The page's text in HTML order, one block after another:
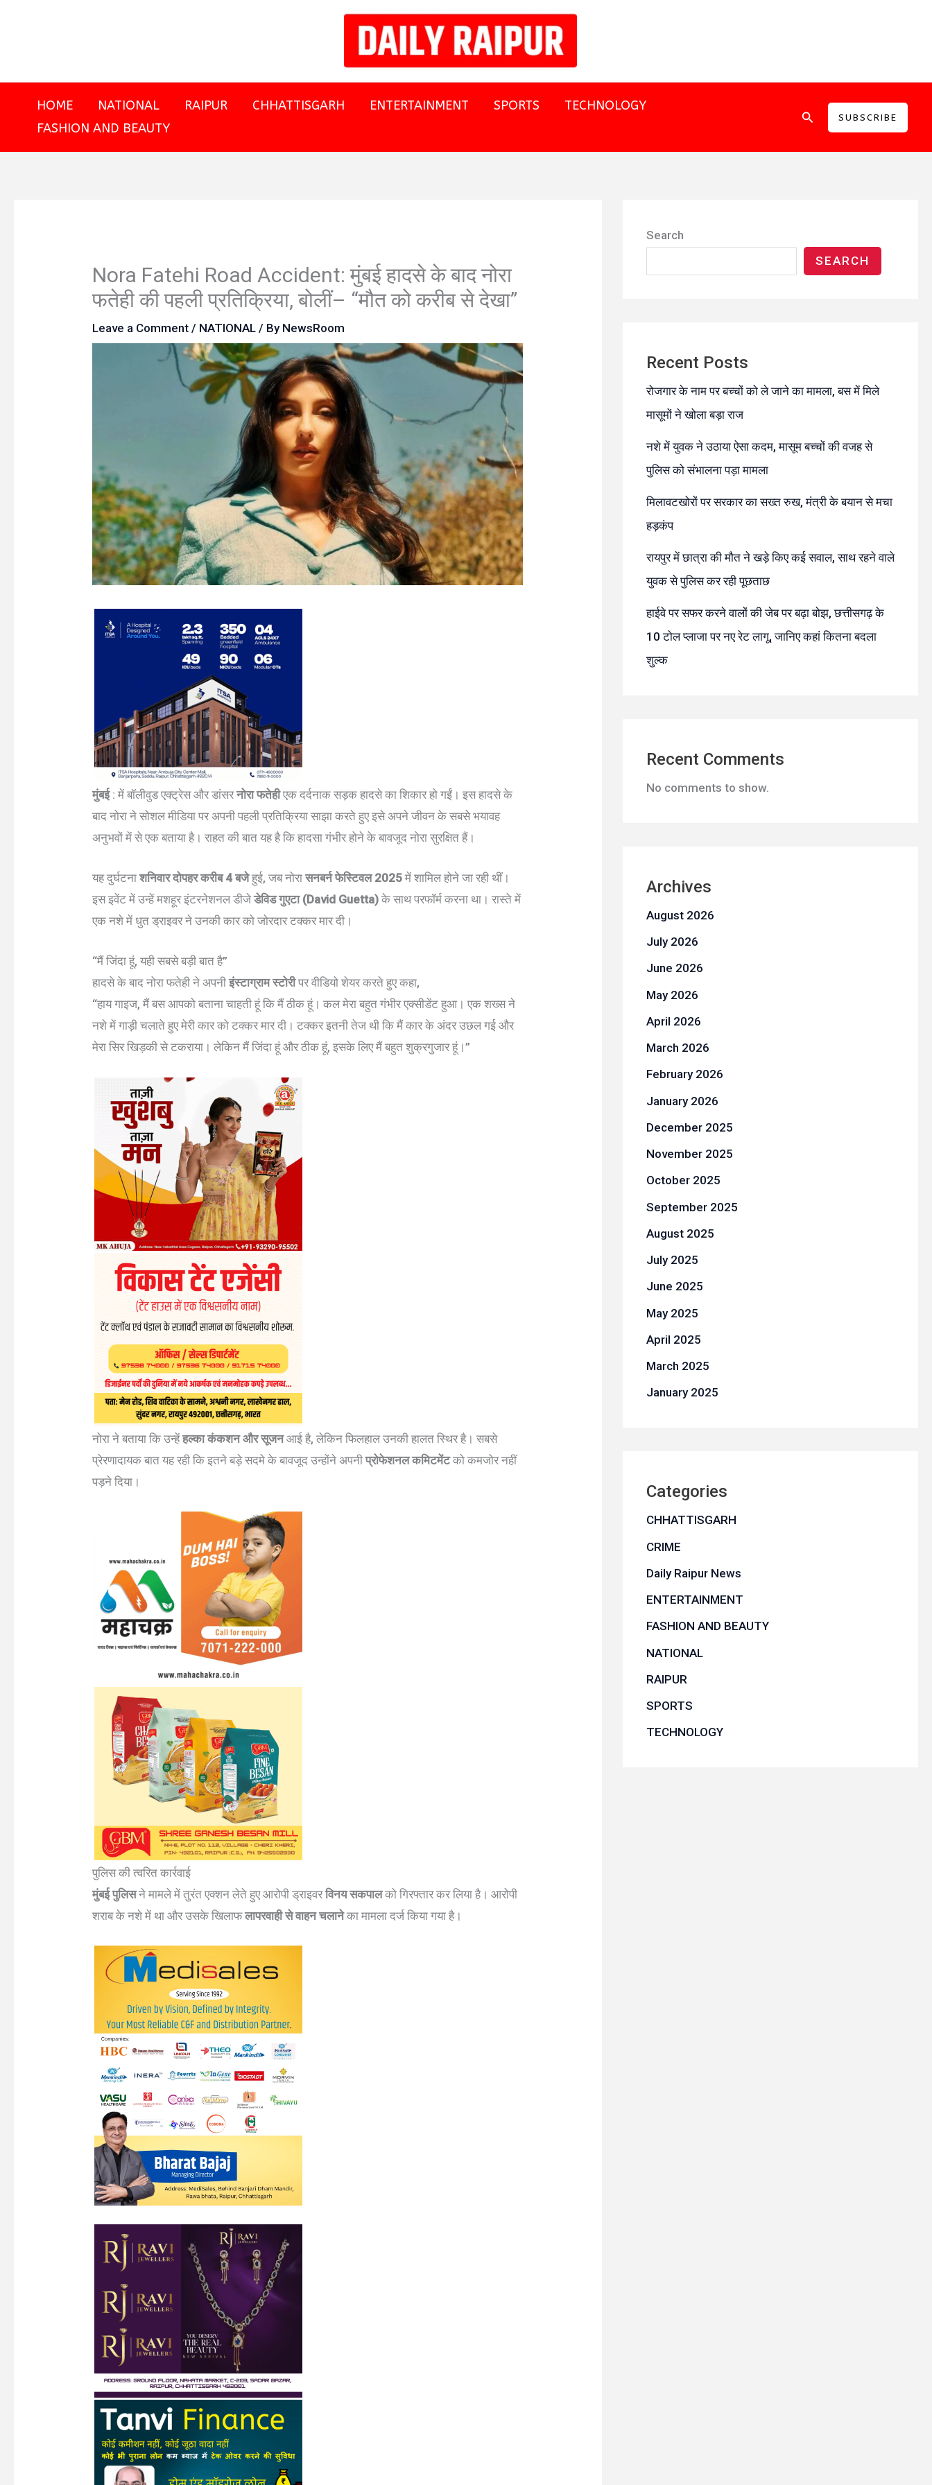
HOME NATIONAL RAIPUR CHHATTISGARH ENTERTAINMENT SPORTS
TECHNOLOGY
FASHION AND BEAUTY
SearchSUBSCRIBE
Nora Fatehi Road Accident: मुंबई हादसे के बाद नोरा
फतेही की पहली प्रतिक्रिया, बोलीं– “मौत को करीब से देखा”
Leave a Comment / NATIONAL / By NewsRoom
मुंबई: में बॉलीवुड एक्ट्रेस और डांसरनोरा फतेहीएक दर्दनाक सड़क हादसे का शिकार हो गईं। इस हादसे के
बाद नोरा ने सोशल मीडिया पर अपनी पहली प्रतिक्रिया साझा करते हुए इसे अपने जीवन के सबसे भयावह
अनुभवों में से एक बताया है। राहत की बात यह है कि हादसा गंभीर होने के बावजूद नोरा सुरक्षित हैं।
यह दुर्घटनाशनिवार दोपहर करीब 4 बजेहुई, जब नोरासनबर्न फेस्टिवल 2025 में शामिल होने जा रही थीं।
इस इवेंट में उन्हें मशहूर इंटरनेशनल डीजेडेविड गुएटा (David Guetta) के साथ परफॉर्म करना था। रास्ते में
एक नशे में धुत ड्राइवर ने उनकी कार को जोरदार टक्कर मार दी।
“मैं जिंदा हूं, यही सबसे बड़ी बात है”
हादसे के बाद नोरा फतेही ने अपनीइंस्टाग्राम स्टोरीपर वीडियो शेयर करते हुए कहा,
“हाय गाइज, मैं बस आपको बताना चाहती हूं कि मैं ठीक हूं। कल मेरा बहुत गंभीर एक्सीडेंट हुआ। एक शख्स ने
नशे में गाड़ी चलाते हुए मेरी कार को टक्कर मार दी। टक्कर इतनी तेज थी कि मैं कार के अंदर उछल गई और
मेरा सिर खिड़की से टकराया। लेकिन मैं जिंदा हूं और ठीक हूं, इसके लिए मैं बहुत शुक्रगुजार हूं।”
नोरा ने बताया कि उन्हेंहल्का कंकशन और सूजनआई है, लेकिन फिलहाल उनकी हालत स्थिर है। सबसे
प्रेरणादायक बात यह रही कि इतने बड़े सदमे के बावजूद उन्होंने अपनीप्रोफेशनल कमिटमेंटको कमजोर नहीं
पड़ने दिया।
पुलिस की त्वरित कार्रवाई
मुंबई पुलिसने मामले में तुरंत एक्शन लेते हुए आरोपी ड्राइवरविनय सकपालको गिरफ्तार कर लिया है। आरोपी
शराब के नशे में था और उसके खिलाफलापरवाही से वाहन चलानेका मामला दर्ज किया गया है।
Search
SEARCH
Recent Posts
रोजगार के नाम पर बच्चों को ले जाने का मामला, बस में मिले
मासूमों ने खोला बड़ा राज
नशे में युवक ने उठाया ऐसा कदम, मासूम बच्चों की वजह से
पुलिस को संभालना पड़ा मामला
मिलावटखोरों पर सरकार का सख्त रुख, मंत्री के बयान से मचा
हड़कंप
रायपुर में छात्रा की मौत ने खड़े किए कई सवाल, साथ रहने वाले
युवक से पुलिस कर रही पूछताछ
हाईवे पर सफर करने वालों की जेब पर बढ़ा बोझ, छत्तीसगढ़ के
10 टोल प्लाजा पर नए रेट लागू, जानिए कहां कितना बदला
शुल्क
Recent Comments
No comments to show.
Archives
August 2026
July 2026
June 2026
May 2026
April 2026
March 2026
February 2026
January 2026
December 2025
November 2025
October 2025
September 2025
August 2025
July 2025
June 2025
May 2025
April 2025
March 2025
January 2025
Categories
CHHATTISGARH
CRIME
Daily Raipur News
ENTERTAINMENT
FASHION AND BEAUTY
NATIONAL
RAIPUR
SPORTS
TECHNOLOGY